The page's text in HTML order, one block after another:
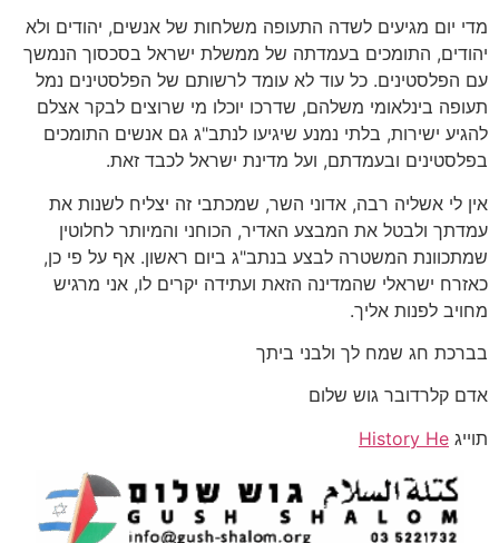
מדי יום מגיעים לשדה התעופה משלחות של אנשים, יהודים ולא
יהודים, התומכים בעמדתה של ממשלת ישראל בסכסוך הנמשך
עם הפלסטינים. כל עוד לא עומד לרשותם של הפלסטינים נמל
תעופה בינלאומי משלהם, שדרכו יוכלו מי שרוצים לבקר אצלם
להגיע ישירות, בלתי נמנע שיגיעו לנתב"ג גם אנשים התומכים
בפלסטינים ובעמדתם, ועל מדינת ישראל לכבד זאת.
אין לי אשליה רבה, אדוני השר, שמכתבי זה יצליח לשנות את
עמדתך ולבטל את המבצע האדיר, הכוחני והמיותר לחלוטין
שמתכוונת המשטרה לבצע בנתב"ג ביום ראשון. אף על פי כן,
כאזרח ישראלי שהמדינה הזאת ועתידה יקרים לו, אני מרגיש
מחויב לפנות אליך.
בברכת חג שמח לך ולבני ביתך
אדם קלרדובר גוש שלום
תוייג History He